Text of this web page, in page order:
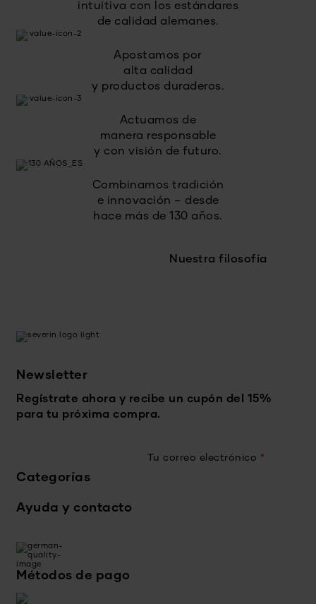
intuitiva con los estándares
de calidad alemanes.
Apostamos por
alta calidad
y productos duraderos.
Actuamos de
manera responsable
y con visión de futuro.
Combinamos tradición
e innovación – desde
hace más de 130 años.
Nuestra filosofía
Newsletter
Regístrate ahora y recibe un cupón del 15%
para tu próxima compra.
Tu correo electrónico *
Categorías
Ayuda y contacto
Métodos de pago